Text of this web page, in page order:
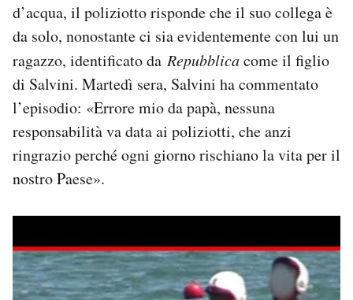
d’acqua, il poliziotto risponde che il suo collega è
da solo, nonostante ci sia evidentemente con lui un
ragazzo, identificato da Repubblicacome il figlio
di Salvini. Martedì sera, Salvini ha commentato
l’episodio: «Errore mio da papà, nessuna
responsabilità va data ai poliziotti, che anzi
ringrazio perché ogni giorno rischiano la vita per il
nostro Paese».